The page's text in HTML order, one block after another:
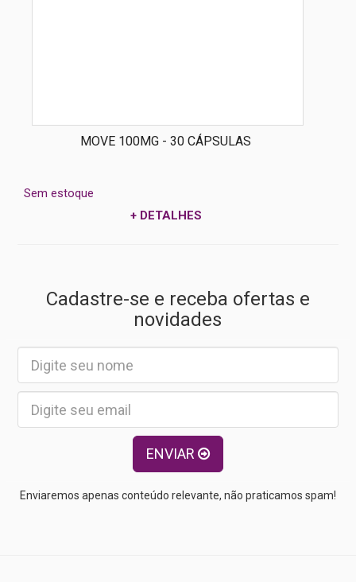
MOVE 100MG - 30 CÁPSULAS
Sem estoque
+ DETALHES
Cadastre-se e receba ofertas e
novidades
ENVIAR
Enviaremos apenas conteúdo relevante, não praticamos spam!